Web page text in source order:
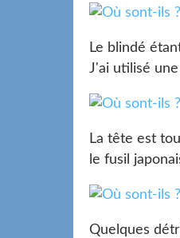
Le blindé
J'ai utilisé
La tête est
le fusil
Quelques